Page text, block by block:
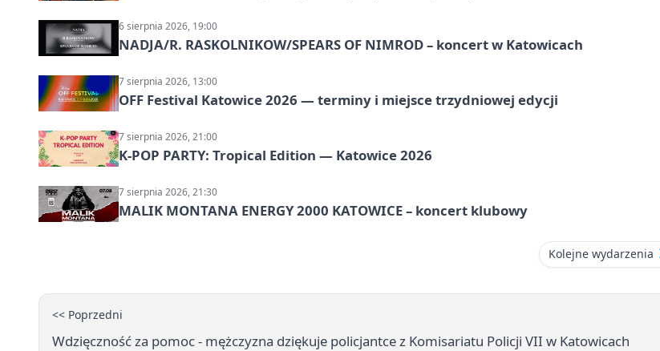
6 sierpnia 2026, 19:00
NADJA/R. RASKOLNIKOW/SPEARS OF NIMROD – koncert w Katowicach
7 sierpnia 2026, 13:00
OFF Festival Katowice 2026 — terminy i miejsce trzydniowej edycji
7 sierpnia 2026, 21:00
K-POP PARTY: Tropical Edition — Katowice 2026
7 sierpnia 2026, 21:30
MALIK MONTANA ENERGY 2000 KATOWICE – koncert klubowy
Kolejne wydarzenia
<< Poprzedni
Wdzięczność za pomoc - mężczyzna dziękuje policjantce z Komisariatu Policji VII w Katowicach